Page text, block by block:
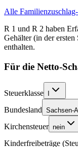
Alle
R 1 und R 2 haben
Gehälter (in der
enthalten.
Für die Netto-
Steuerklasse I
Bundesland Sachsen-
Kirchensteuer nein
Kinderfreibeträge